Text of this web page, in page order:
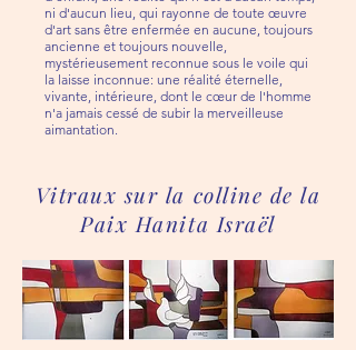
ni d'aucun lieu, qui rayonne de toute œuvre
d'art sans être enfermée en aucune, toujours
ancienne et toujours nouvelle,
mystérieusement reconnue sous le voile qui
la laisse inconnue: une réalité éternelle,
vivante, intérieure, dont le cœur de l'homme
n'a jamais cessé de subir la merveilleuse
aimantation.
Vitraux sur la colline de la
Paix Hanita Israël